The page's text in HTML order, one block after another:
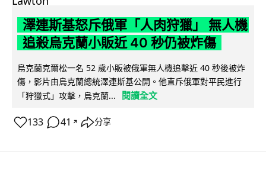
澤連斯基怒斥俄軍「人肉狩獵」 無人機
追殺烏克蘭小販近 40 秒仍被炸傷
烏克蘭克爾松一名 52 歲小販被俄軍無人機追擊近 40 秒後被炸
傷，影片由烏克蘭總統澤連斯基公開。他直斥俄軍對平民進行
「狩獵式」攻擊，烏克蘭...
閱讀全文
133 41 ↗ 分享